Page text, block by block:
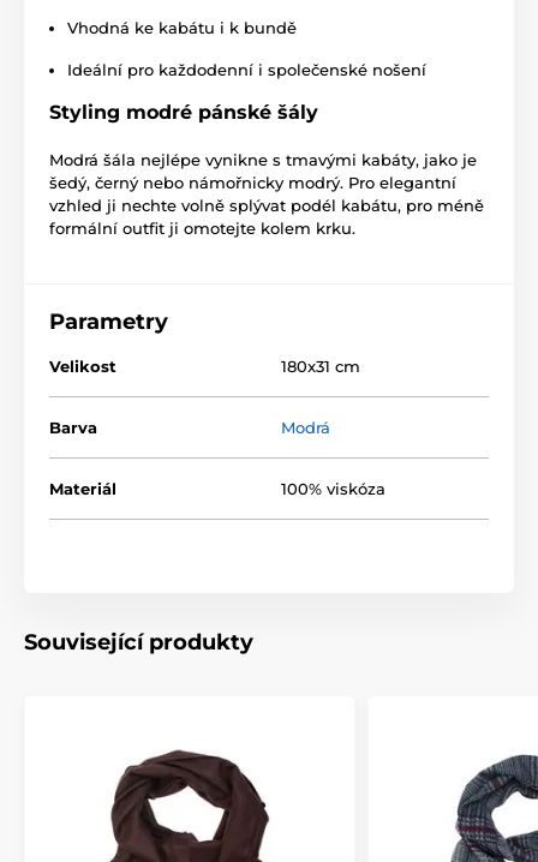
Vhodná ke kabátu i k bundě
Ideální pro každodenní i společenské nošení
Styling modré pánské šály
Modrá šála nejlépe vynikne s tmavými kabáty, jako je
šedý, černý nebo námořnicky modrý. Pro elegantní
vzhled ji nechte volně splývat podél kabátu, pro méně
formální outfit ji omotejte kolem krku.
Parametry
Velikost 180x31 cm
Barva Modrá
Materiál 100% viskóza
Související produkty